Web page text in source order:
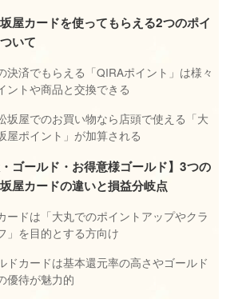
屋カードを使ってもらえる2つのポイ
いて
決済でもらえる「QIRAポイント」は様々
ントや商品と交換できる
坂屋でのお買い物なら店頭で使える「大
屋ポイント」が加算される
・ゴールド・お得意様ゴールド】3つの
屋カードの違いと損益分岐点
ードは「大丸でのポイントアップやクラ
」を目的とする方向け
ドカードは基本還元率の高さやゴールド
優待が魅力的